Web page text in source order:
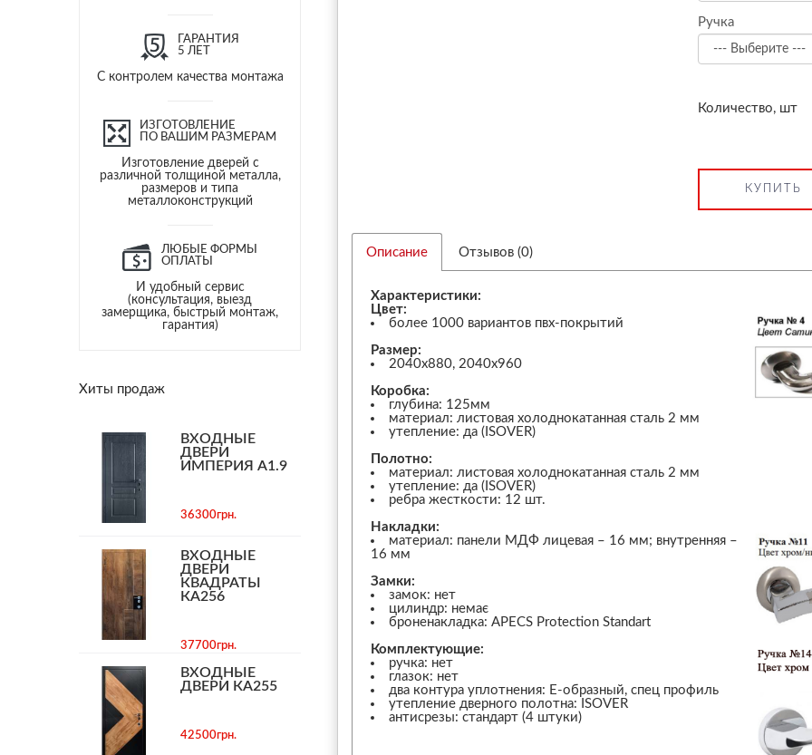
ГАРАНТИЯ
5 ЛЕТ
С контролем качества монтажа
ИЗГОТОВЛЕНИЕ
ПО ВАШИМ РАЗМЕРАМ
Изготовление дверей с
различной толщиной металла,
размеров и типа
металлоконструкций
ЛЮБЫЕ ФОРМЫ
ОПЛАТЫ
И удобный сервис
(консультация, выезд
замерщика, быстрый монтаж,
гарантия)
Хиты продаж
ВХОДНЫЕ
ДВЕРИ
ИМПЕРИЯ А1.9
36300грн.
ВХОДНЫЕ
ДВЕРИ
КВАДРАТЫ
КА256
37700грн.
ВХОДНЫЕ
ДВЕРИ КА255
42500грн.
Ручка
Количество, шт
КУПИТЬ
Описание Отзывов (0)
Характеристики:
Цвет:
более 1000 вариантов пвх-покрытий
Размер:
2040х880, 2040х960
Коробка:
глубина: 125мм
материал: листовая холоднокатанная сталь 2 мм
утепление: да (ISOVER)
Полотно:
материал: листовая холоднокатанная сталь 2 мм
утепление: да (ISOVER)
ребра жесткости: 12 шт.
Накладки:
материал: панели МДФ лицевая – 16 мм; внутренняя –
16 мм
Замки:
замок: нет
цилиндр: немає
броненакладка: APECS Protection Standart
Комплектующие:
ручка: нет
глазок: нет
два контура уплотнения: Е-образный, спец профиль
утепление дверного полотна: ISOVER
антисрезы: стандарт (4 штуки)